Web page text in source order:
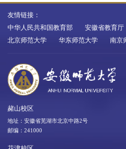
友情链接：
中华人民共和国教育部
安徽省教育厅
北京师范大学
华东师范大学 南京
赭山校区
地址：安徽省芜湖市北京中路2号
邮编：241000